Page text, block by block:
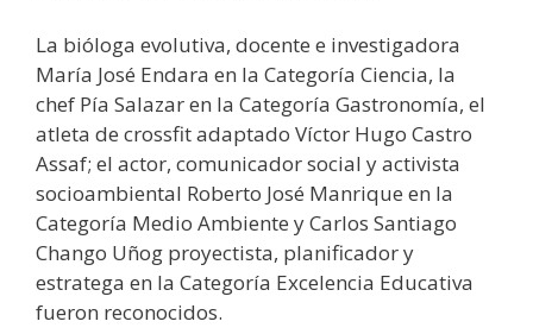
La bióloga evolutiva, docente e investigadora
María José Endara en la Categoría Ciencia, la
chef Pía Salazar en la Categoría Gastronomía, el
atleta de crossfit adaptado Víctor Hugo Castro
Assaf; el actor, comunicador social y activista
socioambiental Roberto José Manrique en la
Categoría Medio Ambiente y Carlos Santiago
Chango Uñog proyectista, planificador y
estratega en la Categoría Excelencia Educativa
fueron reconocidos.